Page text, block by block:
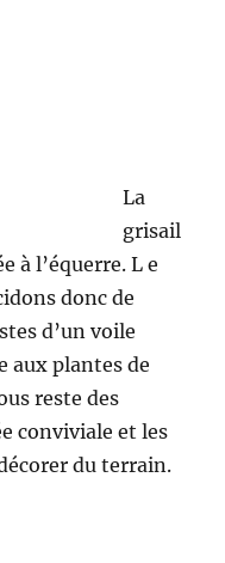
La
grisail
à l’équerre. L e
donc de
d’un voile
aux plantes de
reste des
conviviale et les
du terrain.